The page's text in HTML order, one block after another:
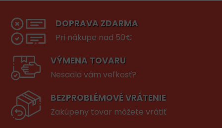
DOPRAVA ZDARMA
Pri nákupe nad 50€
VÝMENA TOVARU
Nesadla vám veľkosť?
BEZPROBLÉMOVÉ VRÁTENIE
Zakúpeny tovar môžete vrátiť